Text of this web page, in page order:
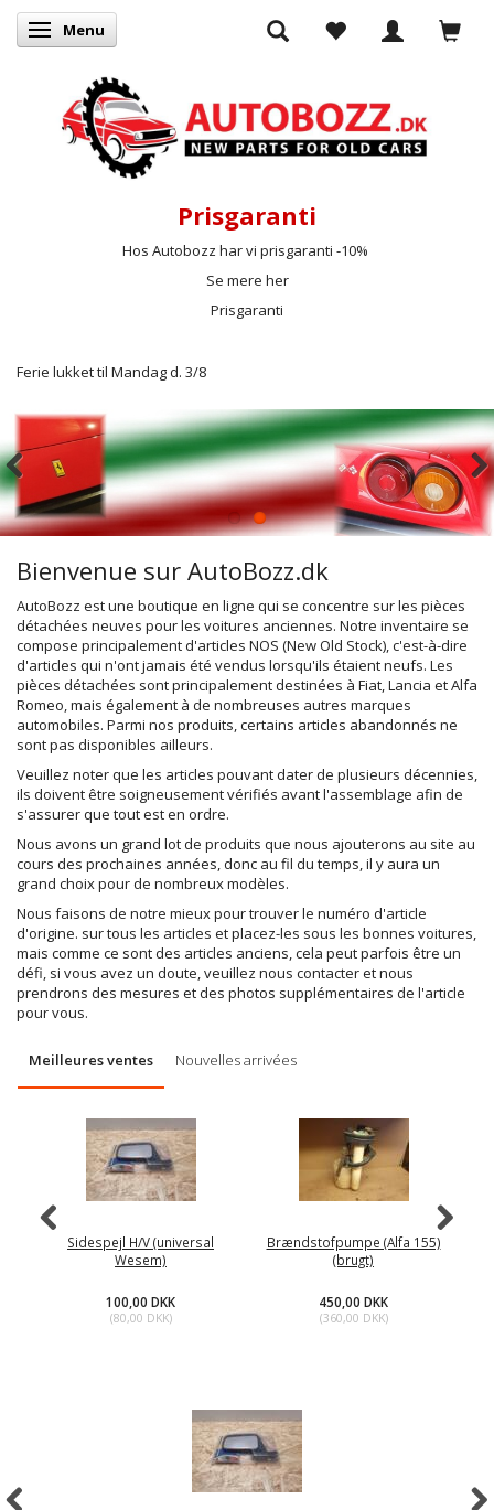
Basculer la navigation
Menu
Prisgaranti
Hos Autobozz har vi prisgaranti -10%
Se mere her
Prisgaranti
Ferie lukket til Mandag d. 3/8
Bienvenue sur AutoBozz.dk
AutoBozz est une boutique en ligne qui se concentre sur les pièces
détachées neuves pour les voitures anciennes. Notre inventaire se
compose principalement d'articles NOS (New Old Stock), c'est-à-dire
d'articles qui n'ont jamais été vendus lorsqu'ils étaient neufs. Les
pièces détachées sont principalement destinées à Fiat, Lancia et Alfa
Romeo, mais également à de nombreuses autres marques
automobiles. Parmi nos produits, certains articles abandonnés ne
sont pas disponibles ailleurs.
Veuillez noter que les articles pouvant dater de plusieurs décennies,
ils doivent être soigneusement vérifiés avant l'assemblage afin de
s'assurer que tout est en ordre.
Nous avons un grand lot de produits que nous ajouterons au site au
cours des prochaines années, donc au fil du temps, il y aura un
grand choix pour de nombreux modèles.
Nous faisons de notre mieux pour trouver le numéro d'article
d'origine. sur tous les articles et placez-les sous les bonnes voitures,
mais comme ce sont des articles anciens, cela peut parfois être un
défi, si vous avez un doute, veuillez nous contacter et nous
prendrons des mesures et des photos supplémentaires de l'article
pour vous.
Meilleures ventes Nouvelles arrivées
Sidespejl H/V (universal
Wesem)
100,00 DKK
(80,00 DKK)
Brændstofpumpe (Alfa 155)
(brugt)
450,00 DKK
(360,00 DKK)